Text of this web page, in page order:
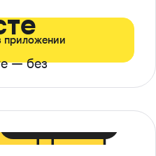
— без
приложении